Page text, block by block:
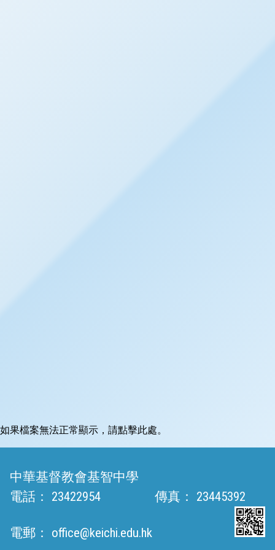
如果檔案無法正常顯示，請點擊此處。
中華基督教會基智中學
電話：
23422954 傳真： 23445392
電郵： office@keichi.edu.hk